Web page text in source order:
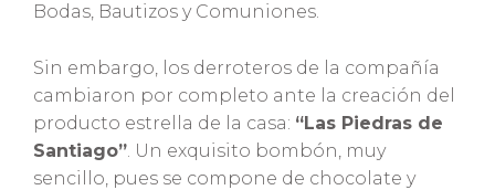
Bodas, Bautizos y Comuniones.
Sin embargo, los derroteros de la compañía
cambiaron por completo ante la creación del
producto estrella de la casa: “Las Piedras de
Santiago” . Un exquisito bombón, muy
sencillo, pues se compone de chocolate y